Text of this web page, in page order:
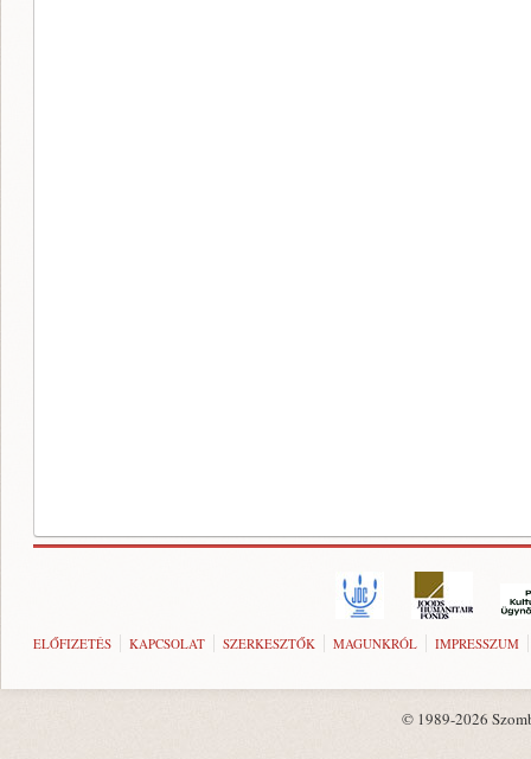
ELŐFIZETÉS KAPCSOLAT SZERKESZTŐK MAGUNKRÓL IMPRESSZUM
© 1989-2026